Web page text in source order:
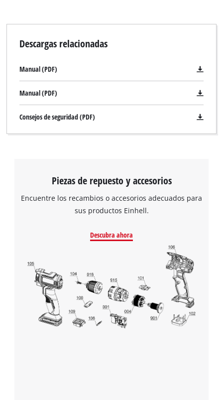
Descargas relacionadas
Manual (PDF)
Manual (PDF)
Consejos de seguridad (PDF)
Piezas de repuesto y accesorios
Encuentre los recambios o accesorios adecuados para
sus productos Einhell.
Descubra ahora